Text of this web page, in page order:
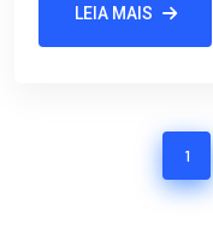
LEIA MAIS
1